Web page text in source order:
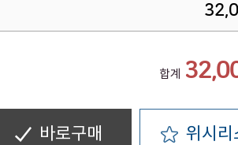
합계
바로구매 위시리